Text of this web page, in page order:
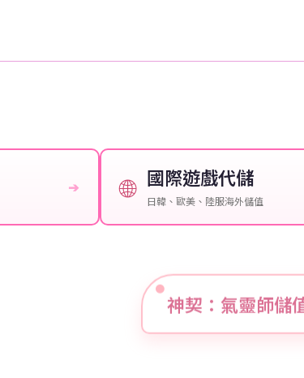
➔ 🌐 國際遊戲代儲
日韓、歐美、陸服海外儲值
神契：氣靈師儲